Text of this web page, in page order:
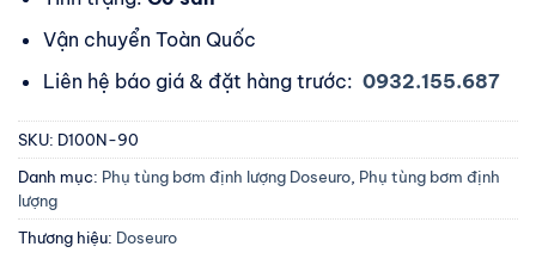
Vận chuyển Toàn Quốc
Liên hệ báo giá & đặt hàng trước: 0932.155.687
SKU: D100N-90
Danh mục: Phụ tùng bơm định lượng Doseuro, Phụ tùng bơm định
lượng
Thương hiệu: Doseuro